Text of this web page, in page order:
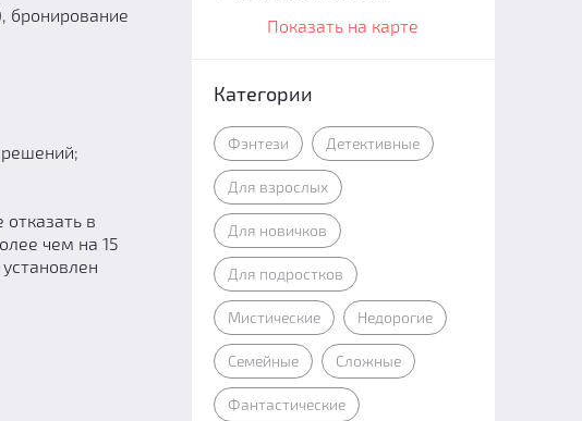
бронирование
в
чем на 15
Показать на карте
Категории
Фэнтези Детективные
Для взрослых
Для новичков
Для подростков
Мистические Недорогие
Семейные Сложные
Фантастические